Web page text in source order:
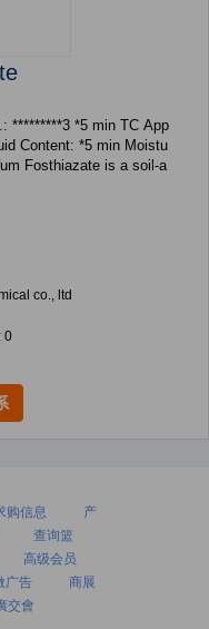
*********3 *5 min TC App
Content: *5 min Moistu
co., ltd
0
购信息
产
查询篮
高级会员
广告
商展
交會